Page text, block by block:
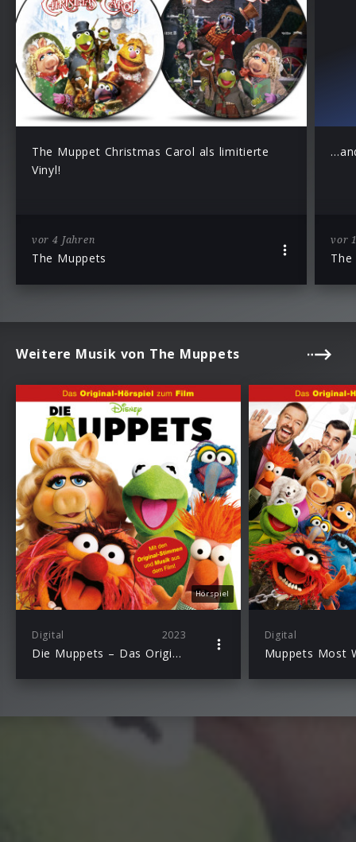
The Muppet Christmas Carol als limitierte
Vinyl!
vor 4 Jahren
The Muppets
vor
Weitere Musik von The Muppets
Hörspiel
Digital 2023
Die Muppets – Das Original-Hörspiel zum Kinofilm
Digital